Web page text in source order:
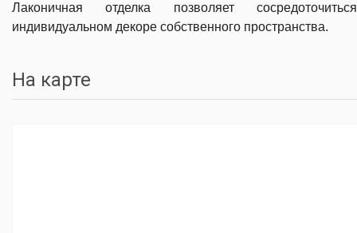
Лаконичная отделка позволяет
индивидуальном декоре собственного пространства.
На карте